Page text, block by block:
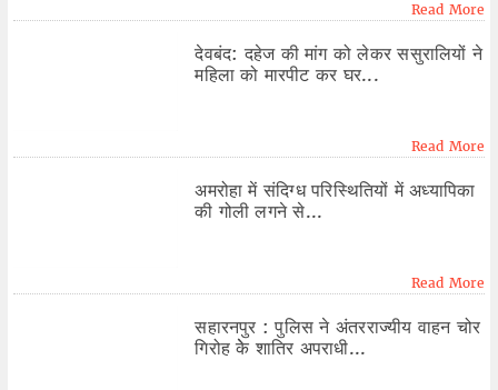
Read More
देवबंद: दहेज की मांग को लेकर ससुरालियों ने
महिला को मारपीट कर घर...
Read More
अमरोहा में संदिग्ध परिस्थितियों में अध्यापिका
की गोली लगने से...
Read More
सहारनपुर : पुलिस ने अंतरराज्यीय वाहन चोर
गिरोह केे शातिर अपराधी...